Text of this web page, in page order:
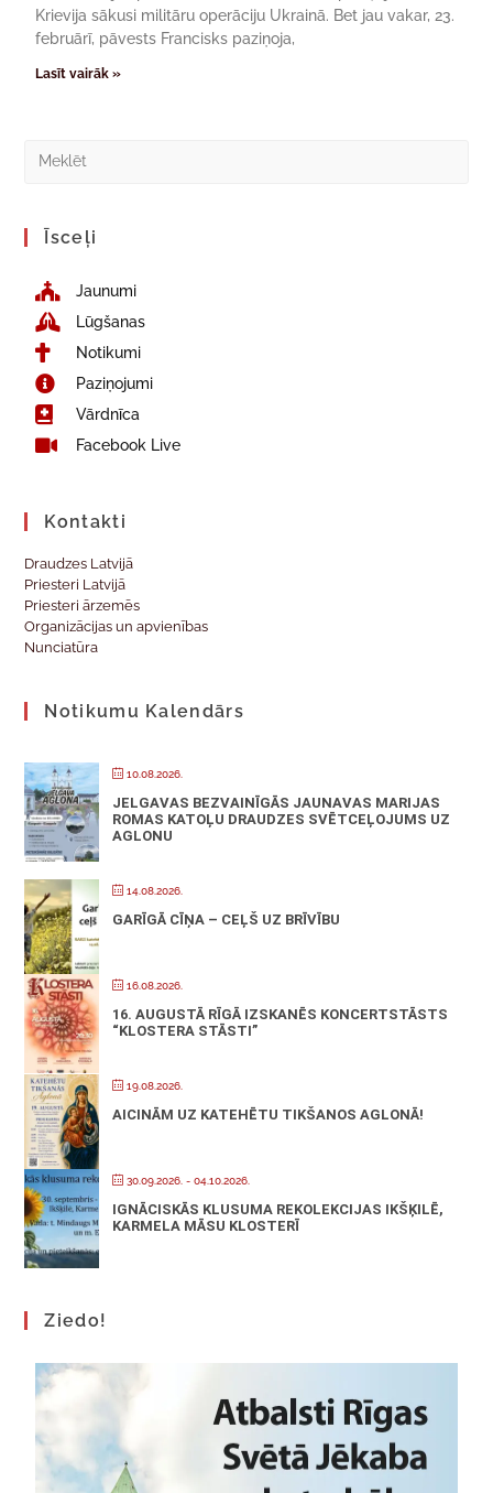
Krievija sākusi militāru operāciju Ukrainā. Bet jau vakar, 23.
februārī, pāvests Francisks paziņoja,
Lasīt vairāk »
Īsceļi
Jaunumi
Lūgšanas
Notikumi
Paziņojumi
Vārdnīca
Facebook Live
Kontakti
Draudzes Latvijā
Priesteri Latvijā
Priesteri ārzemēs
Organizācijas un apvienības
Nunciatūra
Notikumu Kalendārs
10.08.2026.
JELGAVAS BEZVAINĪGĀS JAUNAVAS MARIJAS
ROMAS KATOĻU DRAUDZES SVĒTCEĻOJUMS UZ
AGLONU
14.08.2026.
GARĪGĀ CĪŅA – CEĻŠ UZ BRĪVĪBU
16.08.2026.
16. AUGUSTĀ RĪGĀ IZSKANĒS KONCERTSTĀSTS
“KLOSTERA STĀSTI”
19.08.2026.
AICINĀM UZ KATEHĒTU TIKŠANOS AGLONĀ!
30.09.2026. - 04.10.2026.
IGNĀCISKĀS KLUSUMA REKOLEKCIJAS IKŠĶILĒ,
KARMELA MĀSU KLOSTERĪ
Ziedo!